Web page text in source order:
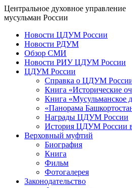
Центральное духовное управление
мусульман России
Новости ЦДУМ России
Новости РДУМ
Обзор СМИ
Новости РИУ ЦДУМ России
ЦДУМ России
Справка о ЦДУМ
Книга «Исторические
Книга «Мусульманское
«Панорама
Награды ЦДУМ России
История ЦДУМ России
Верховный муфтий
Биография
Книга
Фильм
Фотогалерея
Законодательство